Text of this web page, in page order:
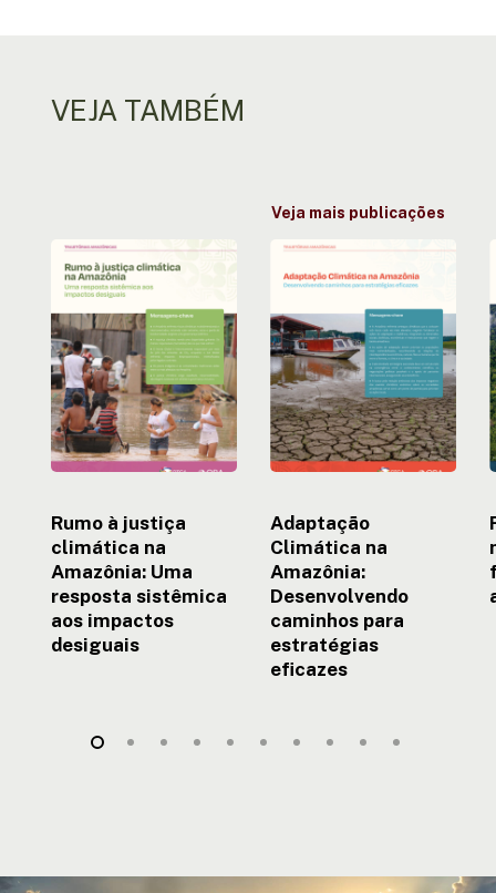
VEJA TAMBÉM
Veja mais publicações
Rumo
justiça
climática
na
Amazônia:
Uma
resposta
sistêmica
aos
desiguais
Rumo à justiça
climática na
Amazônia: Uma
resposta sistêmica
aos impactos
desiguais
Adaptação
Climática
Amazônia:
Desenvolvendo
caminhos
para
estratégias
eficazes
Adaptação
Climática na
Amazônia:
Desenvolvendo
caminhos para
estratégias
eficazes